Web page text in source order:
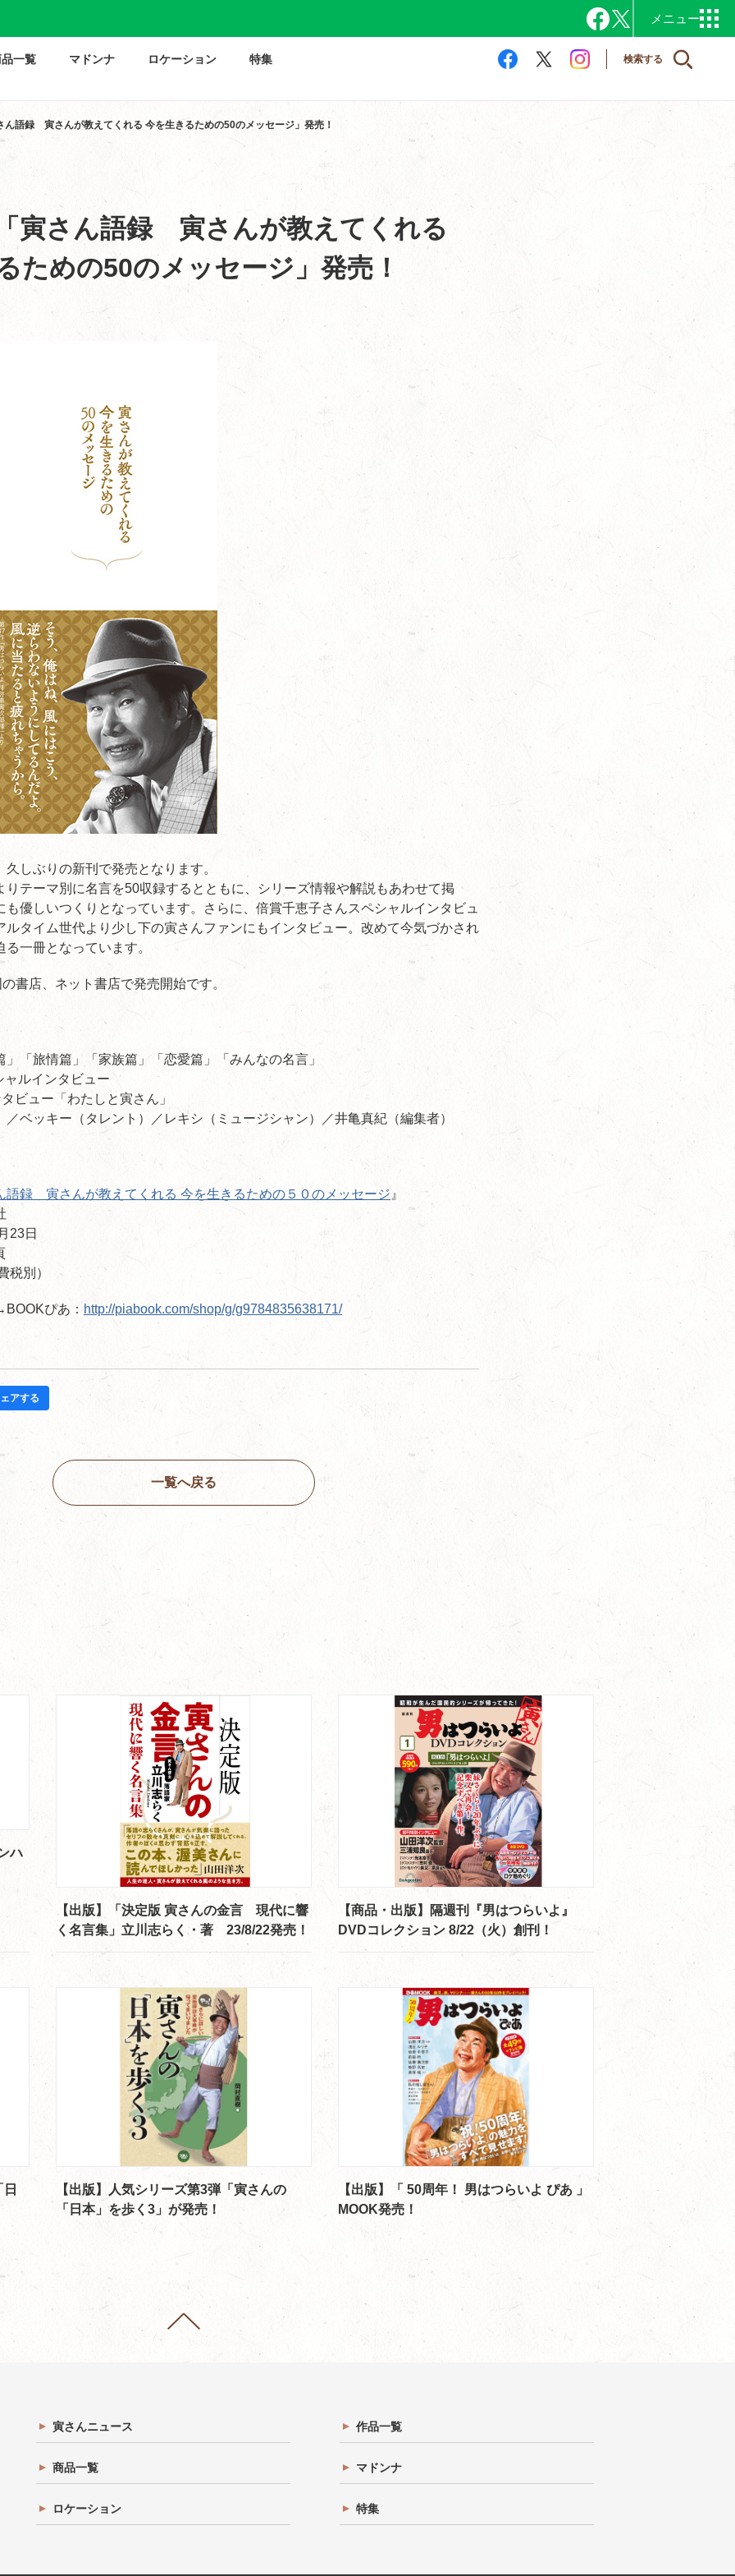
一覧 マドンナ ロケーション 特集 検索する
ん語録 寅さんが教えてくれる 今を生きるための50のメッセージ」発売！
寅さん語録 寅さんが教えてくれる
ための50のメッセージ」発売！
しぶりの新刊で発売となります。
りテーマ別に名言を50収録するとともに、シリーズ情報や解説もあわせて掲
も優しいつくりとなっています。さらに、倍賞千恵子さんスペシャルインタビュ
ルタイム世代より少し下の寅さんファンにもインタビュー。改めて今気づかされ
一冊となっています。
書店、ネット書店で発売開始です。
「旅情篇」「家族篇」「恋愛篇」「みんなの名言」
ルインタビュー
ビュー「わたしと寅さん」
／ベッキー（タレント）／レキシ（ミュージシャン）／井亀真紀（編集者）
語録 寅さんが教えてくれる 今を生きるための５０のメッセージ 』
23日
税別）
ぴあ： http://piabook.com/shop/g/g9784835638171/
アする
一覧へ戻る
ハ
【出版】「決定版 寅さんの金言 現代に響
く名言集」立川志らく・著 23/8/22発売！
【商品・出版】隔週刊『男はつらいよ』
DVDコレクション 8/22（火）創刊！
【出版】人気シリーズ第3弾「寅さんの
「日本」を歩く3」が発売！
【出版】「 50周年！ 男はつらいよ ぴあ 」
MOOK発売！
寅さんニュース 作品一覧
商品一覧 マドンナ
ロケーション 特集